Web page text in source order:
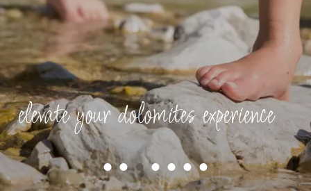
elevate your dolomites experience